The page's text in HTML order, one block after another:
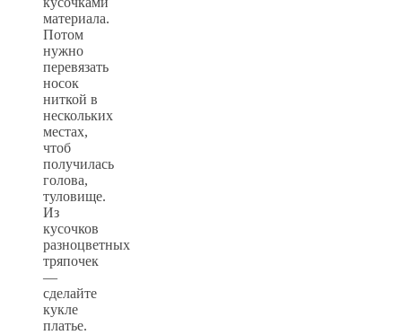
материала.
Потом
нужно
перевязать
носок
ниткой в
нескольких
местах,
чтоб
получилась
голова,
туловище.
Из
кусочков
разноцветных
тряпочек
—
сделайте
кукле
платье.